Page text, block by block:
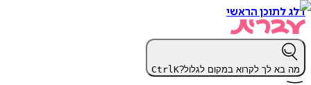
דלג לתוכן הראשי
מה בא לך לקרוא במקום לגלול? CtrlK